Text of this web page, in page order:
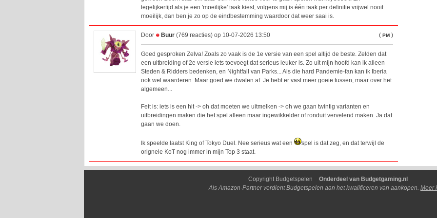
tegelijkertijd als je een 'moeilijke' taak kiest, volgens mij is één taak per definitie vrijwel nooit
moeilijk, dan ben je zo op de eindbestemming waardoor dat weer saai is.
Door Buur (769 reacties) op 10-07-2026 13:50 ( PM )
Goed gesproken Zelva! Zoals zo vaak is de 1e versie van een spel altijd de beste. Zelden dat
een uitbreiding of 2e versie iets toevoegt dat serieus leuker is. Zo uit mijn hoofd kan ik alleen
Steden & Ridders bedenken, en Nightfall van Parks... Als die hard Pandemie-fan kan ik Iberia
ook wel waarderen. Maar goed we dwalen af. Je hebt er vast meer goeie tussen, maar over het
algemeen...
Feit is: iets is een hit -> oh dat moeten we uitmelken -> oh we gaan twintig varianten en
uitbreidingen maken die het spel alleen maar ingewikkelder of ronduit vervelend maken. Ja dat
gaan we doen.
Ik speelde laatst King of Tokyo Duel. Nee serieus wat een
spel is dat zeg, en dat terwijl de
orignele KoT nog immer in mijn Top 3 staat.
Copyright Budgetspelen
Onderdeel van Budgetgaming.nl
Als Amazon-Partner verdient Budgetspelen aan het kwalificeren van aankopen. Meer